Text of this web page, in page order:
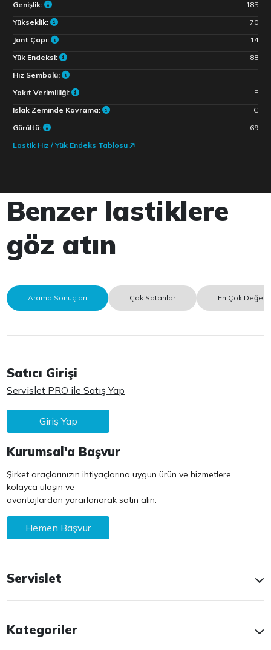
Genişlik:
185
Yükseklik:
70
Jant Çapı:
14
Yük Endeksi:
88
Hız Sembolü:
T
Yakıt Verimliliği:
E
Islak Zeminde Kavrama:
C
Gürültü:
69
Lastik Hız / Yük Endeks Tablosu
Benzer lastiklere
göz atın
Arama Sonuçları Çok Satanlar En Çok
Satıcı Girişi
Servislet PRO ile Satış Yap
Giriş Yap
Kurumsal'a Başvur
Şirket araçlarınızın ihtiyaçlarına uygun ürün ve hizmetlere
kolayca ulaşın ve
avantajlardan yararlanarak satın alın.
Hemen Başvur
Servislet
Kategoriler